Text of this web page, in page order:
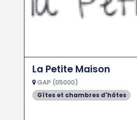
La Petite Maison
GAP (05000)
Gîtes et chambres d'hôtes